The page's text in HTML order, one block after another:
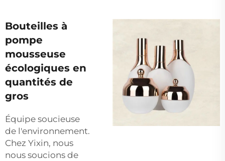
Bouteilles à
pompe
mousseuse
écologiques en
quantités de
gros
Équipe soucieuse
de l'environnement.
Chez Yixin, nous
nous soucions de